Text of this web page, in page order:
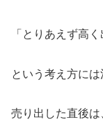
「とりあえず高
という考え方には
売り出した直後